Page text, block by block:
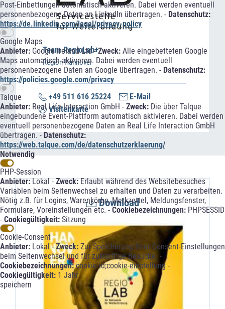
Post-Einbettungen automatisch aktiveren. Dabei werden eventuell
personenbezogene Daten an LinkedIn übertragen. - Datenschutz:
https://de.linkedin.com/legal/privacy-policy
Google Maps
Anbieter: Google Ireland Ltd -Zweck: Alle eingebetteten Google
Maps automatisch aktiveren. Dabei werden eventuell
personenbezogene Daten an Google übertragen. - Datenschutz:
https://policies.google.com/privacy
Talque
Anbieter: Real Life Interaction GmbH - Zweck: Die über Talque
eingebundene Event-Plattform automatisch aktivieren. Dabei werden
eventuell personenbezogene Daten an Real Life Interaction GmbH
übertragen. -Datenschutz:
https://web.talque.com/de/datenschutzerklaerung/
Notwendig
PHP-Session
Anbieter:Lokal -Zweck:Erlaubt während des Websitebesuches
Variablen beim Seitenwechsel zu erhalten und Daten zu verarbeiten.
Nötig z.B. für Logins, Warenkörbe, Merkzettel, Meldungsfenster,
Formulare, Voreinstellungen etc. - Cookiebezeichnungen: PHPSESSID
- Cookiegültigkeit: Sitzung
Cookie-Consent
Anbieter: Lokal -Zweck: Zur Speicherung Ihrer Consent-Einstellungen
beim Seitenwechsel und für zukünftige Besuche. -
Cookiebezeichnungen:cookie-id;cookie-einstellung -
Cookiegültigkeit: 1 Jahr
speichern
Team RegioLab+
Region Hannover
+49 511 616 25224
E-Mail
Visitenkarte
Download